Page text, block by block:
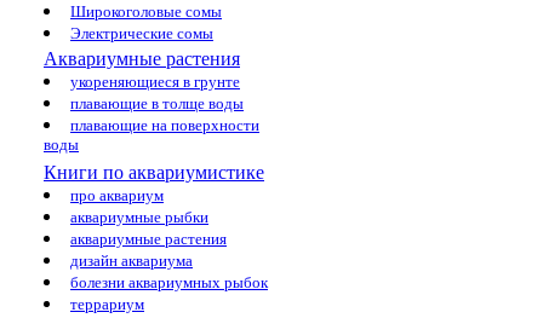
Широкоголовые сомы
Электрические сомы
Аквариумные растения
укореняющиеся в грунте
плавающие в толще воды
плавающие на поверхности
воды
Книги по аквариумистике
про аквариум
аквариумные рыбки
аквариумные растения
дизайн аквариума
болезни аквариумных рыбок
террариум